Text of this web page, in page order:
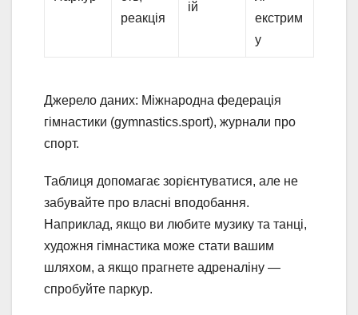
реакція
ій
екстрим
у
Джерело даних: Міжнародна федерація
гімнастики (gymnastics.sport), журнали про
спорт.
Таблиця допомагає зорієнтуватися, але не
забувайте про власні вподобання.
Наприклад, якщо ви любите музику та танці,
художня гімнастика може стати вашим
шляхом, а якщо прагнете адреналіну —
спробуйте паркур.